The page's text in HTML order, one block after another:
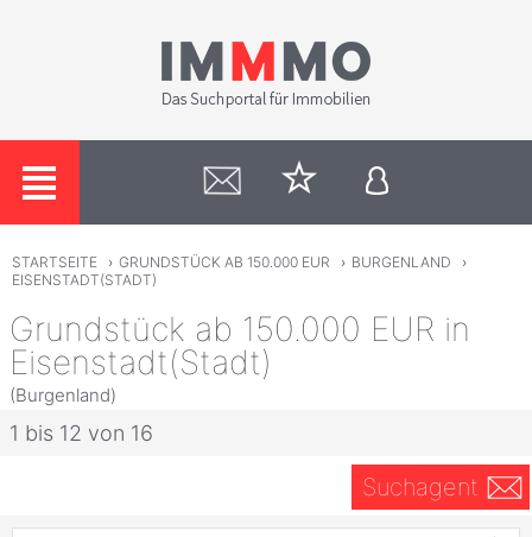
STARTSEITE › GRUNDSTÜCK AB 150.000 EUR › BURGENLAND
›
EISENSTADT(STADT)
Grundstück ab 150.000 EUR in
Eisenstadt(Stadt)
(Burgenland)
1 bis 12 von 16
Suchagent